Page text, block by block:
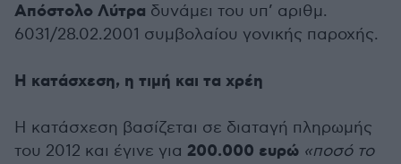
Απόστολο Λύτρα δυνάμει του υπ’ αριθμ.
6031/28.02.2001 συμβολαίου γονικής παροχής.
Η κατάσχεση, η τιμή και τα χρέη
Η κατάσχεση βασίζεται σε διαταγή πληρωμής
του 2012 και έγινε για 200.000 ευρώ «ποσό το